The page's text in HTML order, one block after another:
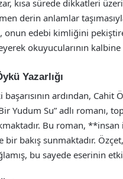
kısa sürede dikkatleri
derin anlamlar
onun edebi kimliğini
okuyucularının
Yazarlığı
başarısının ardından,
Yudum Su” adlı romanı,
Bu roman,
bir bakış sunmaktadır.
bu sayede eserinin